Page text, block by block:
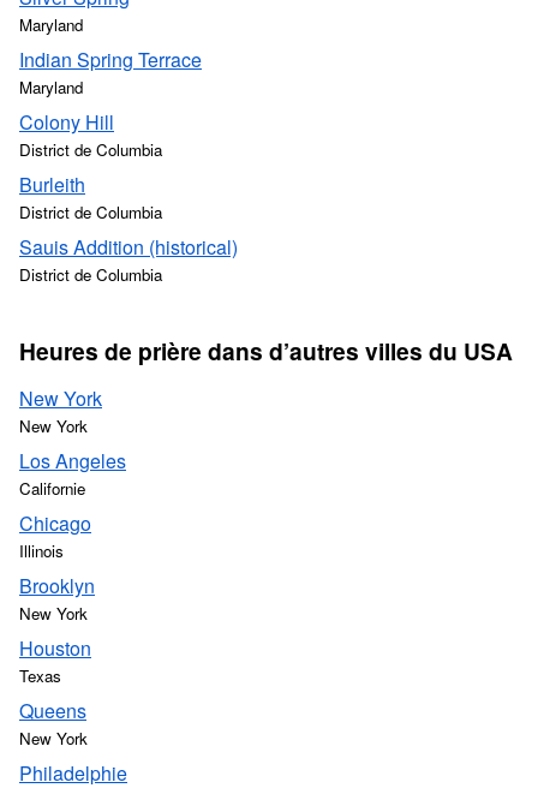
Maryland
Indian Spring Terrace
Maryland
Colony Hill
District de Columbia
Burleith
District de Columbia
Sauis Addition (historical)
District de Columbia
Heures de prière dans d’autres villes du USA
New York
New York
Los Angeles
Californie
Chicago
Illinois
Brooklyn
New York
Houston
Texas
Queens
New York
Philadelphie